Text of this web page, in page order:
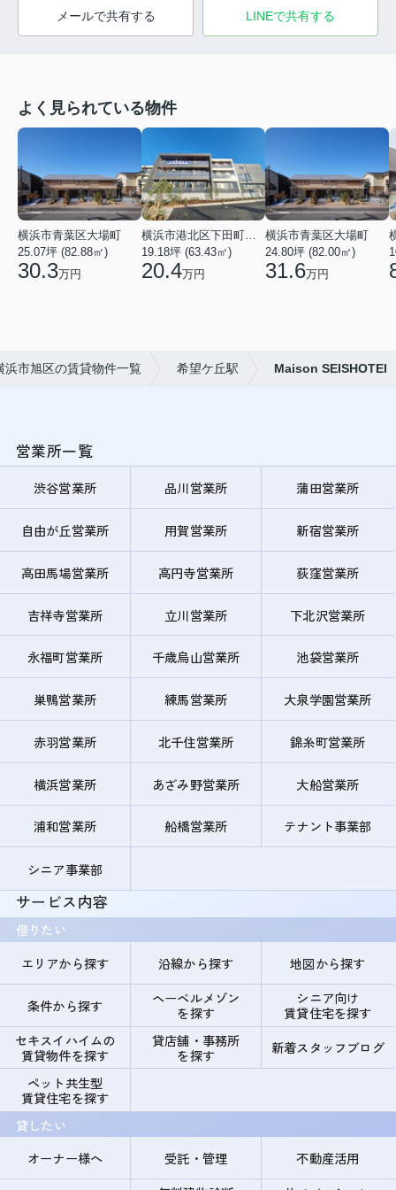
メールで共有する LINEで共有する
よく見られている物件
横浜市青葉区大場町
25.07坪 (82.88㎡)
30.3万円
19.18坪 (63.43㎡)
20.4万円
横浜市青葉区大場町
24.80坪 (82.00㎡)
31.6万円
浜市旭区の賃貸物件一覧 希望ケ丘駅 Maison SEISHOTEI
営業所一覧
渋谷営業所 品川営業所 蒲田営業所
自由が丘営業所 用賀営業所 新宿営業所
高田馬場営業所 高円寺営業所 荻窪営業所
吉祥寺営業所 立川営業所 下北沢営業所
永福町営業所 千歳烏山営業所 池袋営業所
巣鴨営業所 練馬営業所 大泉学園営業所
赤羽営業所 北千住営業所 錦糸町営業所
横浜営業所 あざみ野営業所 大船営業所
浦和営業所 船橋営業所 テナント事業部
シニア事業部
サービス内容
借りたい
エリアから探す
沿線から探す 地図から探す
条件から探す
ヘーベルメゾン
を探す
シニア向け
賃貸住宅を探す
セキスイハイムの
賃貸物件を探す
貸店舗・事務所
を探す
新着スタッフブログ
ペット共生型
賃貸住宅を探す
貸したい
オーナー様へ
受託・管理
不動産活用